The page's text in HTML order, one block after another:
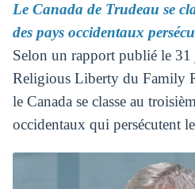
Le Canada de Trudeau se
des pays occidentaux
Selon un rapport publié le
Religious Liberty du Family
le Canada se classe au
occidentaux qui persécutent